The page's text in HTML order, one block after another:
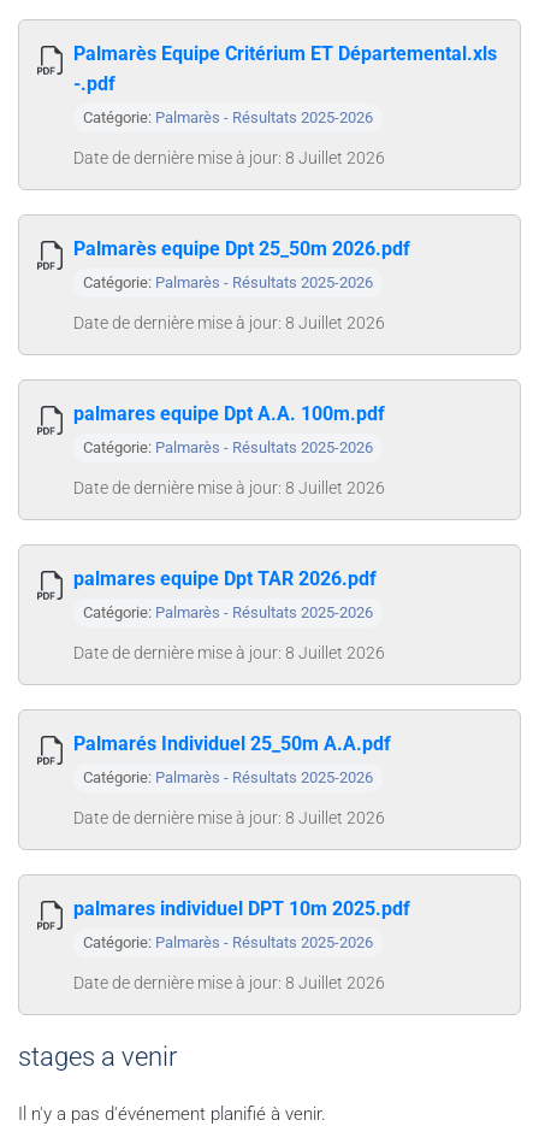
Palmarès Equipe Critérium ET Départemental.xls
-.pdf
Catégorie: Palmarès - Résultats 2025-2026
Date de dernière mise à jour: 8 Juillet 2026
Palmarès equipe Dpt 25_50m 2026.pdf
Catégorie: Palmarès - Résultats 2025-2026
Date de dernière mise à jour: 8 Juillet 2026
palmares equipe Dpt A.A. 100m.pdf
Catégorie: Palmarès - Résultats 2025-2026
Date de dernière mise à jour: 8 Juillet 2026
palmares equipe Dpt TAR 2026.pdf
Catégorie: Palmarès - Résultats 2025-2026
Date de dernière mise à jour: 8 Juillet 2026
Palmarés Individuel 25_50m A.A.pdf
Catégorie: Palmarès - Résultats 2025-2026
Date de dernière mise à jour: 8 Juillet 2026
palmares individuel DPT 10m 2025.pdf
Catégorie: Palmarès - Résultats 2025-2026
Date de dernière mise à jour: 8 Juillet 2026
stages a venir
Il n'y a pas d'événement planifié à venir.